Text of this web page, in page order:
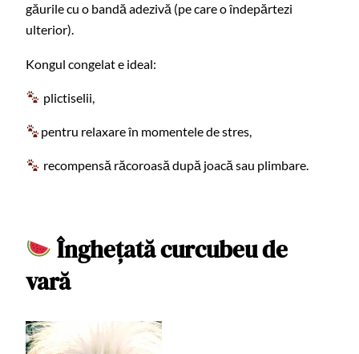
găurile cu o bandă adezivă (pe care o îndepărtezi
ulterior).
Kongul congelat e ideal:
plictiselii,
pentru relaxare în momentele de stres,
recompensă răcoroasă după joacă sau plimbare.
Înghețată curcubeu de
vară